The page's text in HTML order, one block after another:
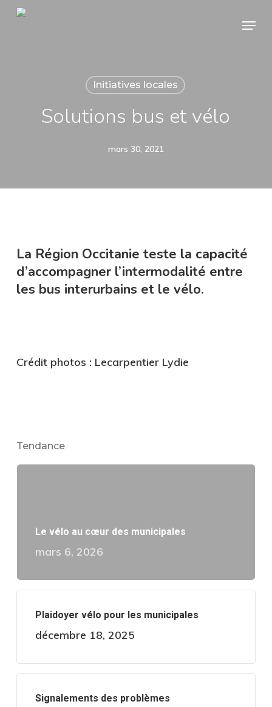
Skip
Menu
Initiatives locales
Solutions bus et vélo
mars 30, 2021
La Région Occitanie teste la capacité
d’accompagner l’intermodalité entre
les bus interurbains et le vélo.
Crédit photos : Lecarpentier Lydie
Tendance
Le vélo au cœur des municipales
mars 6, 2026
Plaidoyer vélo pour les municipales
décembre 18, 2025
Signalements des problèmes